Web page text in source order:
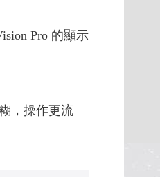
Pro 的顯示
，操作更流